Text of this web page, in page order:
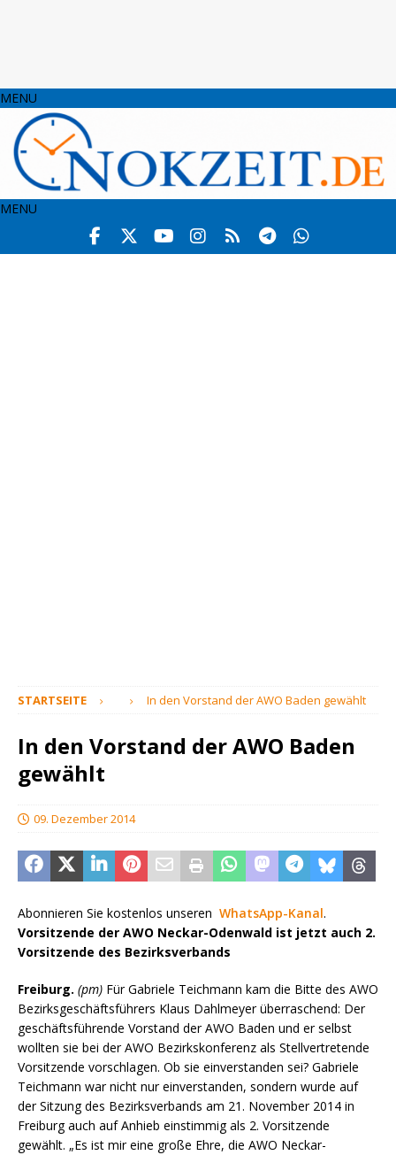
MENU
MENU
STARTSEITE In den Vorstand der AWO Baden gewählt
In den Vorstand der AWO Baden
gewählt
09. Dezember 2014
Abonnieren Sie kostenlos unseren WhatsApp-Kanal.
Vorsitzende der AWO Neckar-Odenwald ist jetzt auch 2.
Vorsitzende des Bezirksverbands
Freiburg. (pm) Für Gabriele Teichmann kam die Bitte des AWO
Bezirksgeschäftsführers Klaus Dahlmeyer überraschend: Der
geschäftsführende Vorstand der AWO Baden und er selbst
wollten sie bei der AWO Bezirkskonferenz als Stellvertretende
Vorsitzende vorschlagen. Ob sie einverstanden sei? Gabriele
Teichmann war nicht nur einverstanden, sondern wurde auf
der Sitzung des Bezirksverbands am 21. November 2014 in
Freiburg auch auf Anhieb einstimmig als 2. Vorsitzende
gewählt. „Es ist mir eine große Ehre, die AWO Neckar-